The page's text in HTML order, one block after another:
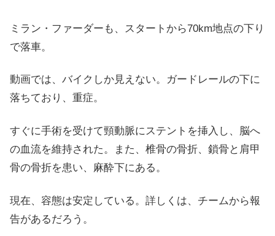
ミラン・ファーダーも、スタートから70km地点の下り
で落車。
動画では、バイクしか見えない。ガードレールの下に
落ちており、重症。
すぐに手術を受けて頸動脈にステントを挿入し、脳へ
の血流を維持された。また、椎骨の骨折、鎖骨と肩甲
骨の骨折を患い、麻酔下にある。
現在、容態は安定している。詳しくは、チームから報
告があるだろう。